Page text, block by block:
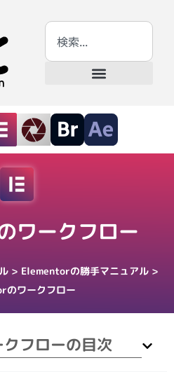
ワークフロー
> Elementorの勝手マニュアル >
のワークフロー
フローの目次